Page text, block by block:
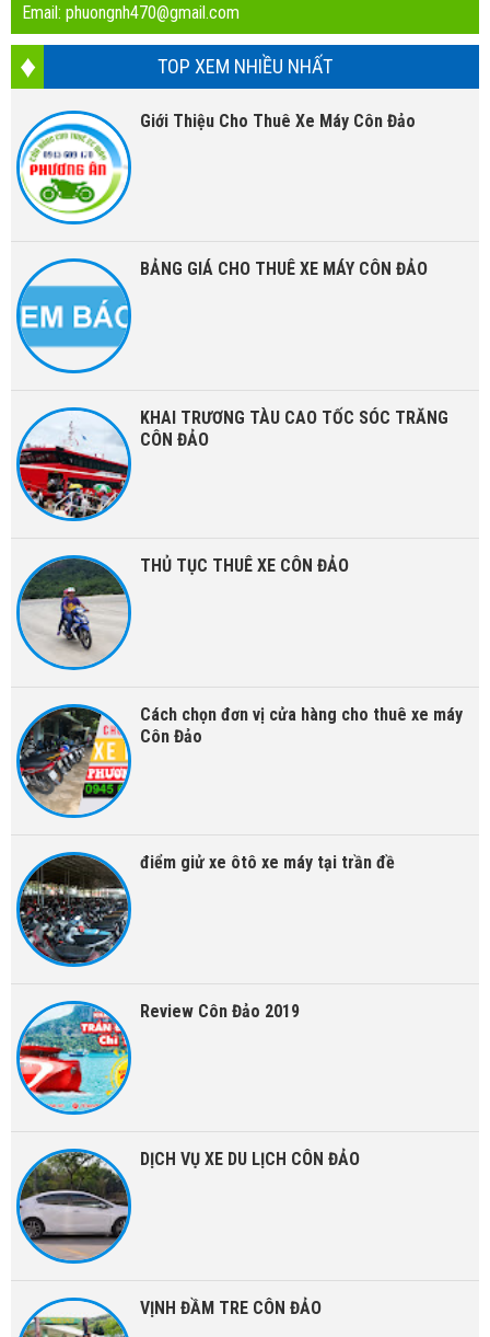
Email: phuongnh470@gmail.com
TOP XEM NHIỀU NHẤT
Giới Thiệu Cho Thuê Xe Máy Côn Đảo
BẢNG GIÁ CHO THUÊ XE MÁY CÔN ĐẢO
KHAI TRƯƠNG TÀU CAO TỐC SÓC TRĂNG
CÔN ĐẢO
THỦ TỤC THUÊ XE CÔN ĐẢO
Cách chọn đơn vị cửa hàng cho thuê xe máy
Côn Đảo
điểm giử xe ôtô xe máy tại trần đề
Review Côn Đảo 2019
DỊCH VỤ XE DU LỊCH CÔN ĐẢO
VỊNH ĐẦM TRE CÔN ĐẢO